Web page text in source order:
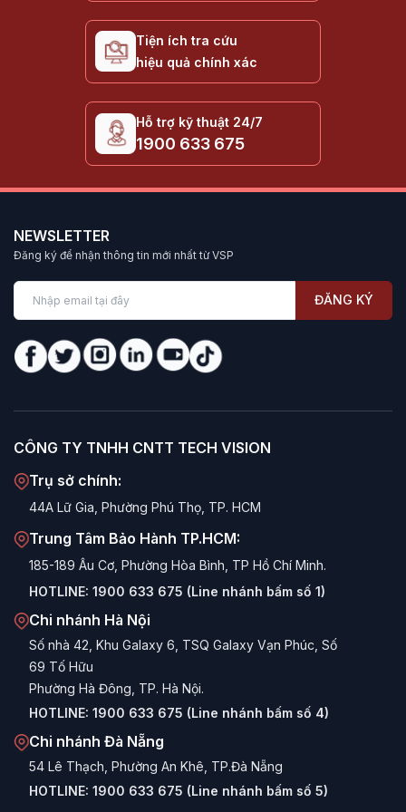
cho CPU khi chơi game hoặc làm việc nặng.
Điểm nhấn của AIO VSP là sự kết hợp giữa Pump (máy
bơm) hiệu suất cao, Radiator (két nước) dày dặn và quạt
kế dễ lắp đặt và không cần bảo trì thay nước.
Tại sao nên chọn Tản nhiệt nước AIO
VSP?
cho các CPU tỏa nhiều nhiệt (như Intel Core i7/i9, AMD
Thẩm mỹ đỉnh cao:
Thiết kế Block CPU với mặt gương
vô cực hoặc LED ARGB độc đáo, đồng bộ màu sắc với
quạt và mainboard, tạo nên vẻ đẹp lung linh cho thùng
máy.
khí và tiếng ồn, kết hợp với bơm chất lượng cao giảm
thiểu rung động.
Giá thành cạnh tranh:
AIO với mức giá cực tốt (chỉ từ hơn 700k cho bản
120mm và dưới 1 triệu cho bản 240mm), phù hợp với túi
tiền của đại đa số người dùng.
Lắp đặt dễ dàng:Tương thích sẵn với các socket phổ
biến như Intel LGA 1700/1200 và AMD AM4/AM5.
Các dòng AIO VSP nổi bật
1. Dòng Phổ Thông (ICE Series / Infinity)
Tiêu biểu:ICE G240/G360, Infinity VCR-240
cực đẹp mắt, hiệu năng tốt trong tầm giá, phù hợp cho
CPU i5/i7 non-K. Có cả phiên bản màu Trắng và Đen.
Tiện ích tra cứu
hiệu quả chính xác
Hỗ trợ kỹ thuật 24/7
1900 633 675
NEWSLETTER
Đăng ký để nhận thông tin mới nhất từ VSP
ĐĂNG KÝ
CÔNG TY TNHH CNTT TECH VISION
Trụ sở chính:
44A Lữ Gia, Phường Phú Thọ, TP. HCM
Trung Tâm Bảo Hành TP.HCM:
185-189 Âu Cơ, Phường Hòa Bình, TP Hồ Chí Minh.
HOTLINE: 1900 633 675 (Line nhánh bấm số 1)
Chi nhánh Hà Nội
Số nhà 42, Khu Galaxy 6, TSQ Galaxy Vạn Phúc, Số
69 Tố Hữu
Phường Hà Đông, TP. Hà Nội.
HOTLINE: 1900 633 675 (Line nhánh bấm số 4)
Chi nhánh Đà Nẵng
54 Lê Thạch, Phường An Khê, TP.Đà Nẵng
HOTLINE: 1900 633 675 (Line nhánh bấm số 5)